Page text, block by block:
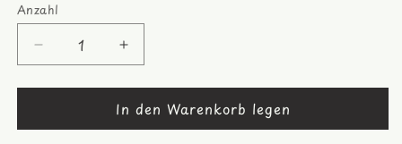
Anzahl
Anzahl
Verringere
die
Menge
gold
Erhöhe
die
Menge
für
gold
In den Warenkorb legen